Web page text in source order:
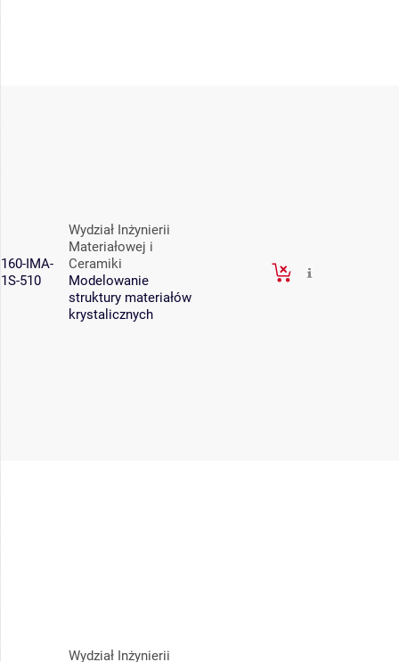
160-IMA-
1S-510
Wydział Inżynierii
Materiałowej i
Ceramiki
Modelowanie
struktury materiałów
krystalicznych
Wydział Inżynierii